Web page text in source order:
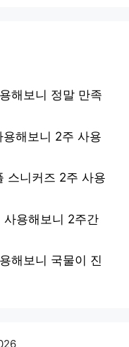
해보니 정말 만족
해보니 2주 사용
스니커즈 2주 사용
용해보니 2주간
해보니 국물이 진